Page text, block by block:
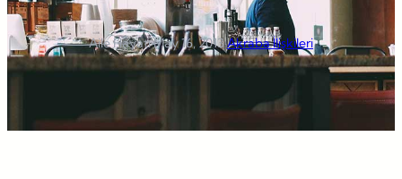
Aile Hayatı·May 16, 2013·Akraba İlişkileri